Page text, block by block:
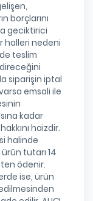
borçlarını
geciktirici
halleri nedeni
teslim
siparişin iptal
emsali ile
kadar
haizdir.
halinde
ürün tutarı 14
ödenir.
ise, ürün